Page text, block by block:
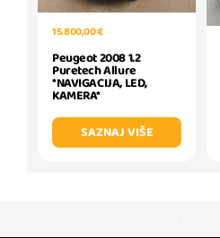
15.800,00 €
Peugeot 2008 1.2
Puretech Allure
*NAVIGACIJA, LED,
KAMERA*
SAZNAJ VIŠE